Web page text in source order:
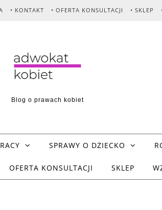
• KONTAKT • OFERTA KONSULTACJI • SKLEP
Blog o prawach kobiet
SPRAWY O DZIECKO
OFERTA KONSULTACJI SKLEP